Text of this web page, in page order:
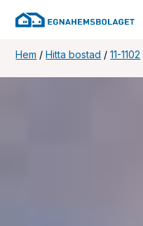
Hem /Hitta bostad /11-1102